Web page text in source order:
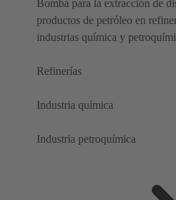
Bomba para la extracción de
productos de petróleo en
industrias química y
Refinerías
Industria química
Industria petroquímica